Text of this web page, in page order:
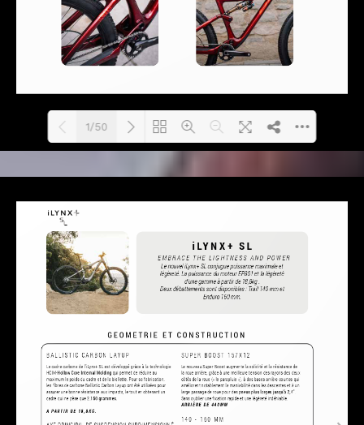
Loading PDF 13% ...
1/50